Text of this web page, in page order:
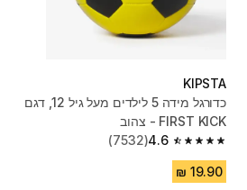
KIPSTA
כדורגל מידה 5 לילדים מעל גיל 12, דגם
FIRST KICK - צהוב
4.6
4.6 out of 5 stars from 7532 reviews
(7532)